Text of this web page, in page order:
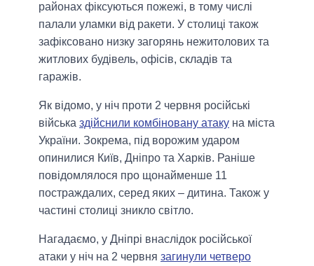
районах фіксуються пожежі, в тому числі
палали уламки від ракети. У столиці також
зафіксовано низку загорянь нежитолових та
житлових будівель, офісів, складів та
гаражів.
Як відомо, у ніч проти 2 червня російські
війська здійснили комбіновану атаку на міста
України. Зокрема, під ворожим ударом
опинилися Київ, Дніпро та Харків. Раніше
повідомлялося про щонайменше 11
постраждалих, серед яких – дитина. Також у
частині столиці зникло світло.
Нагадаємо, у Дніпрі внаслідок російської
атаки у ніч на 2 червня загинули четверо